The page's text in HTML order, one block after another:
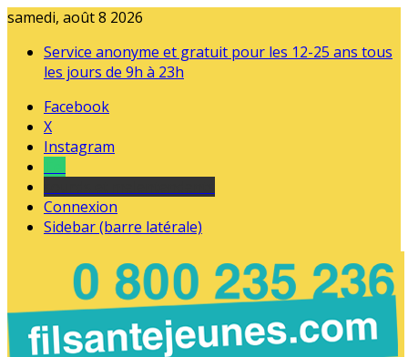
samedi, août 8 2026
Service anonyme et gratuit pour les 12-25 ans tous
les jours de 9h à 23h
Facebook
X
Instagram
Connexion
Sidebar (barre latérale)